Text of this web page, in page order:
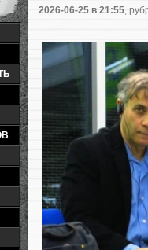
2026-06-25 в 21:55,